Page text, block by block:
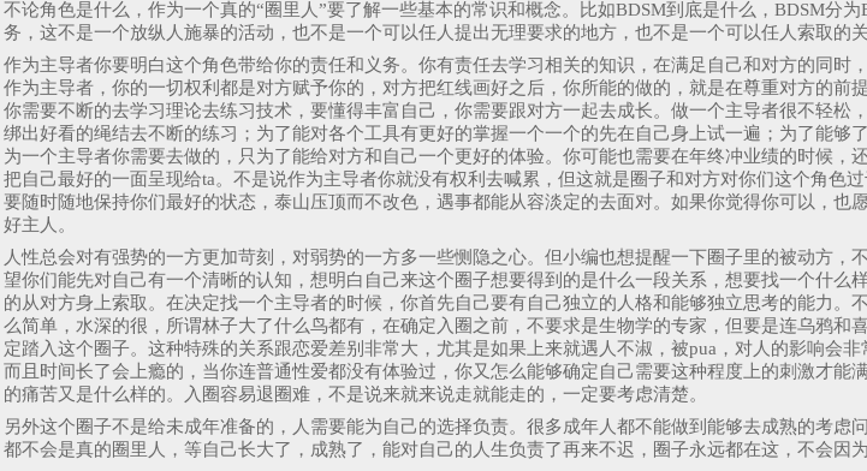
不论角色是什么，作为一个真的“圈里人”要了解一些基本的常识和概念。比如BDSM到底是什么，BDSM分
务，这不是一个放纵人施暴的活动，也不是一个可以任人提出无理要求的地方，也不是一个可以任人索取的关
作为主导者你要明白这个角色带给你的责任和义务。你有责任去学习相关的知识，在满足自己和对方的同时
作为主导者，你的一切权利都是对方赋予你的，对方把红线画好之后，你所能的做的，就是在尊重对方的
你需要不断的去学习理论去练习技术，要懂得丰富自己，你需要跟对方一起去成长。做一个主导者很不轻
绑出好看的绳结去不断的练习；为了能对各个工具有更好的掌握一个一个的先在自己身上试一遍；为了能
为一个主导者你需要去做的，只为了能给对方和自己一个更好的体验。你可能也需要在年终冲业绩的时候
把自己最好的一面呈现给ta。不是说作为主导者你就没有权利去喊累，但这就是圈子和对方对你们这个角
要随时随地保持你们最好的状态，泰山压顶而不改色，遇事都能从容淡定的去面对。如果你觉得你可以，
好主人。
人性总会对有强势的一方更加苛刻，对弱势的一方多一些恻隐之心。但小编也想提醒一下圈子里的被动方
望你们能先对自己有一个清晰的认知，想明白自己来这个圈子想要得到的是什么一段关系，想要找一个什
的从对方身上索取。在决定找一个主导者的时候，你首先自己要有自己独立的人格和能够独立思考的能力
么简单，水深的很，所谓林子大了什么鸟都有，在确定入圈之前，不要求是生物学的专家，但要是连乌鸦
定踏入这个圈子。这种特殊的关系跟恋爱差别非常大，尤其是如果上来就遇人不淑，被pua，对人的影响会
而且时间长了会上瘾的，当你连普通性爱都没有体验过，你又怎么能够确定自己需要这种程度上的刺激才
的痛苦又是什么样的。入圈容易退圈难，不是说来就来说走就能走的，一定要考虑清楚。
另外这个圈子不是给未成年准备的，人需要能为自己的选择负责。很多成年人都不能做到能够去成熟的考
都不会是真的圈里人，等自己长大了，成熟了，能对自己的人生负责了再来不迟，圈子永远都在这，不会因